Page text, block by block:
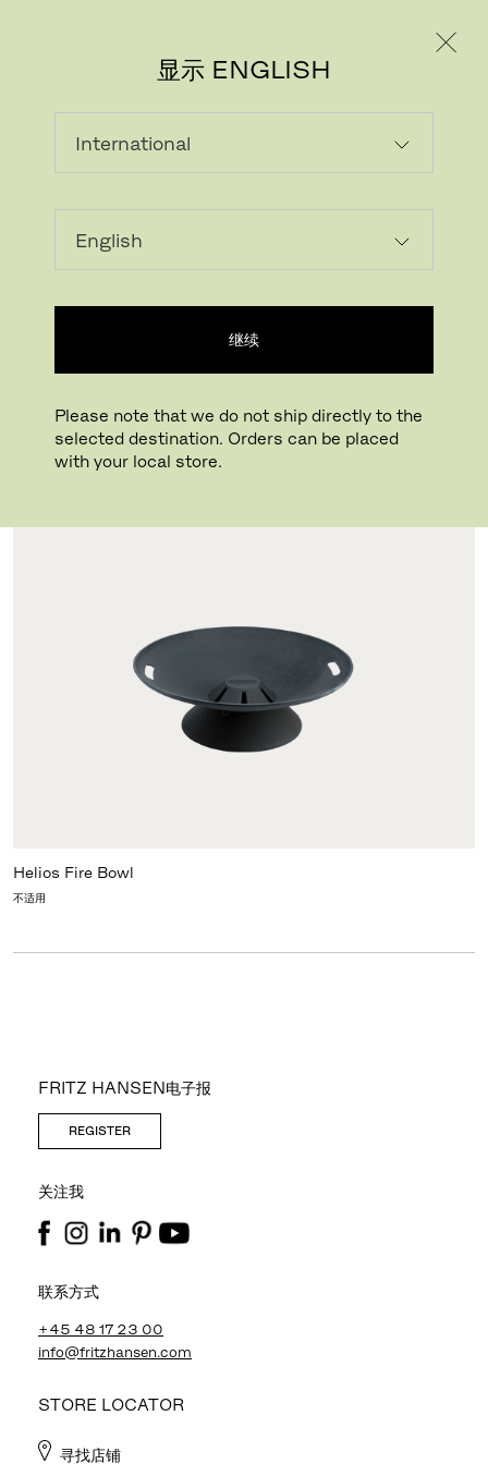
显示 ENGLISH
继续
Please note that we do not ship directly to the
selected destination. Orders can be placed
with your local store.
饰品
精心设计的户外配饰，为花园空间增添实用性和美
Helios Fire Bowl
不适用
FRITZ HANSEN电子报
REGISTER
关注我
联系方式
+45 48 17 23 00
info@fritzhansen.com
STORE LOCATOR
寻找店铺